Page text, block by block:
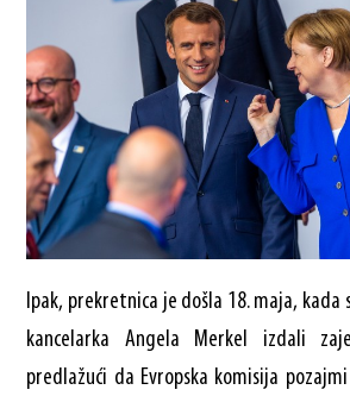
Ipak, prekretnica je došla 18. maja, kada
kancelarka Angela Merkel izdali
predlažući da Evropska komisija